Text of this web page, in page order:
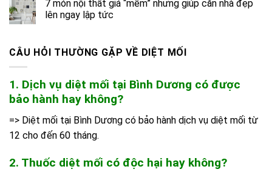
7 món nội thất giá “mềm” nhưng giúp căn nhà đẹp
lên ngay lập tức
CÂU HỎI THƯỜNG GẶP VỀ DIỆT MỐI
1. Dịch vụ diệt mối tại Bình Dương có được
bảo hành hay không?
=> Diệt mối tại Bình Dương có bảo hành dịch vụ diệt mối từ
12 cho đến 60 tháng.
2. Thuốc diệt mối có độc hại hay không?